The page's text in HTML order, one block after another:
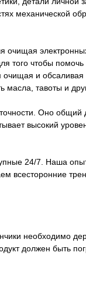
механической
чтобы помочь
и
масла, тавоты и
Оно
высокий
24/7. Наша
необходимо
должен быть